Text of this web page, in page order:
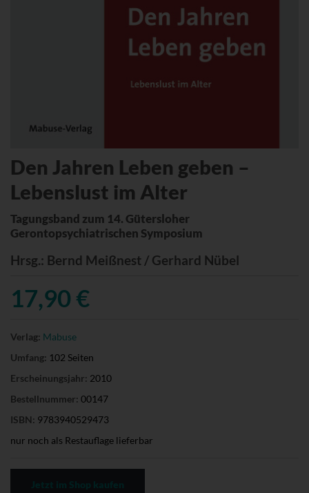
Den Jahren Leben geben –
Lebenslust im Alter
Tagungsband zum 14. Gütersloher
Gerontopsychiatrischen Symposium
Hrsg.: Bernd Meißnest / Gerhard Nübel
17,90 €
Verlag: Mabuse
Umfang: 102 Seiten
Erscheinungsjahr: 2010
Bestellnummer: 00147
ISBN: 9783940529473
nur noch als Restauflage lieferbar